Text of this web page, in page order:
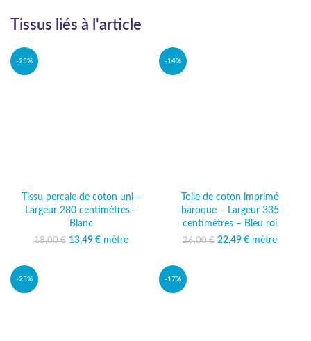
Tissus liés à l'article
-25%
Tissu percale de coton uni –
Largeur 280 centimètres –
Blanc
18,00€ Le prix initial était :
13,49 €
Le prix
mètre
-14%
Toile de coton imprimé
baroque – Largeur 335
centimètres – Bleu roi
26,00€ Le prix initial était :
22,49 €
Le prix
mètre
-25% -17%